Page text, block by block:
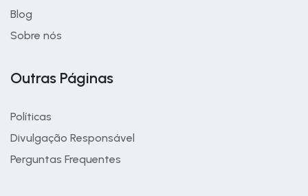
Blog
Sobre nós
Outras Páginas
Políticas
Divulgação Responsável
Perguntas Frequentes